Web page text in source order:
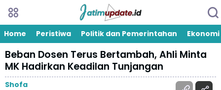
Home Peristiwa Politik dan Pemerintahan Ekonomi
Beban Dosen Terus Bertambah, Ahli Minta
MK Hadirkan Keadilan Tunjangan
Shofa